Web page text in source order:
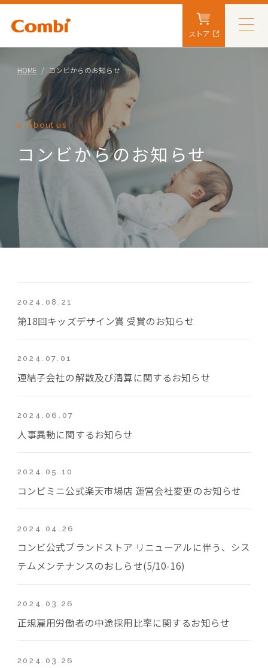
ストア
HOME コンビからのお知らせ
About us
コンビからのお知らせ
2024.08.21
第18回キッズデザイン賞 受賞のお知らせ
2024.07.01
連結子会社の解散及び清算に関するお知らせ
2024.06.07
人事異動に関するお知らせ
2024.05.10
コンビミニ公式楽天市場店 運営会社変更のお知らせ
2024.04.26
コンビ公式ブランドストア リニューアルに伴う、シス
テムメンテナンスのおしらせ(5/10-16)
2024.03.26
正規雇用労働者の中途採用比率に関するお知らせ
2024.03.26